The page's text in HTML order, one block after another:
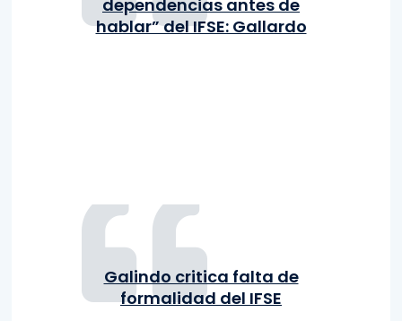
dependencias antes de
hablar” del IFSE: Gallardo
Galindo critica falta de
formalidad del IFSE